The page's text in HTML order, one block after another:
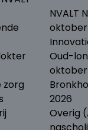
zorg
NVALT
oktober
Oud-
oktober
2026
Overig